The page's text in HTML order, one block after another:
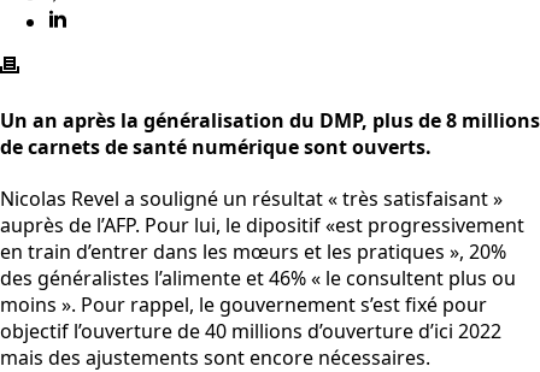
Un an après la généralisation du DMP, plus de 8 millions
de carnets de santé numérique sont ouverts.
Nicolas Revel a souligné un résultat « très satisfaisant »
auprès de l’AFP. Pour lui, le dipositif «est progressivement
en train d’entrer dans les mœurs et les pratiques », 20%
des généralistes l’alimente et 46% « le consultent plus ou
moins ». Pour rappel, le gouvernement s’est fixé pour
objectif l’ouverture de 40 millions d’ouverture d’ici 2022
mais des ajustements sont encore nécessaires.